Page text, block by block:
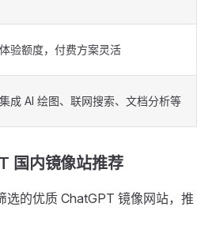
验额度，付费方案灵活
成 AI 绘图、联网搜索、文档分析等
国内镜像站推荐
选的优质 ChatGPT 镜像网站，推